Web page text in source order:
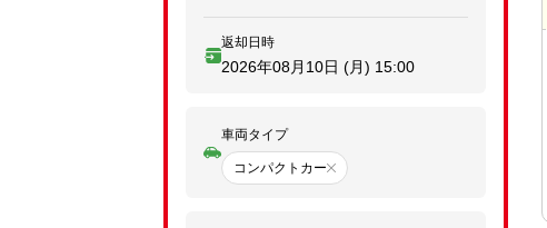
返却日時
2026年08月10日 (月) 15:00
車両タイプ
コンパクトカー